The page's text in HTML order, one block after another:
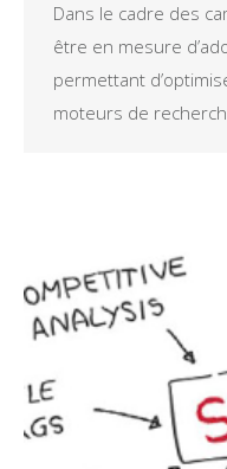
Dans le cadre des
être en mesure
permettant
moteurs de